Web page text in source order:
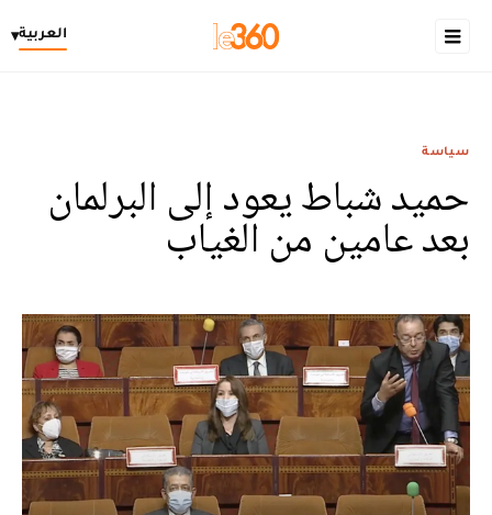
العربية▾
سياسة
حميد شباط يعود إلى البرلمان
بعد عامين من الغياب